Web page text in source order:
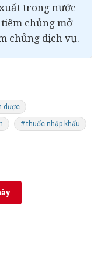
trong nước
chủng mở
chủng dịch vụ.
dược
# thuốc nhập khẩu